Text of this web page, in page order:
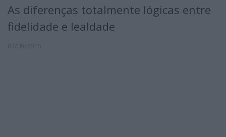
As diferenças totalmente lógicas entre
fidelidade e lealdade